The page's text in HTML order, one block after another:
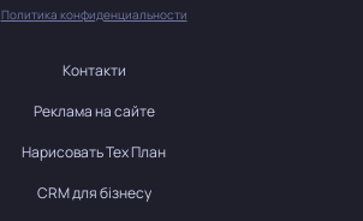
Политика конфиденциальности
Контакти
Реклама на сайте
Нарисовать Тех План
CRM для бізнесу